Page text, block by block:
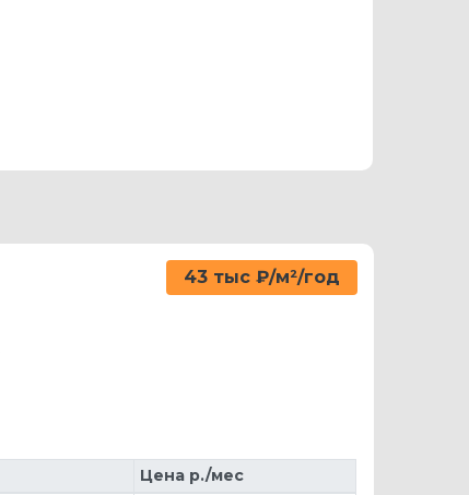
43 тыс ₽/м²/год
Цена р./мес